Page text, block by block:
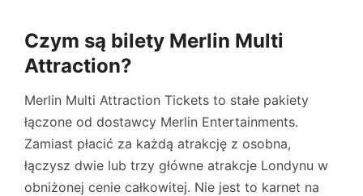
Czym są bilety Merlin Multi
Attraction?
Merlin Multi Attraction Tickets to stałe pakiety
łączone od dostawcy Merlin Entertainments.
Zamiast płacić za każdą atrakcję z osobna,
łączysz dwie lub trzy główne atrakcje Londynu w
obniżonej cenie całkowitej. Nie jest to karnet na